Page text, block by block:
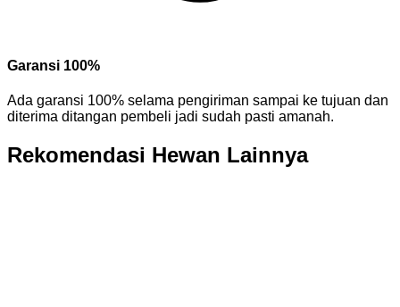
Garansi 100%
Ada garansi 100% selama pengiriman sampai ke tujuan dan
diterima ditangan pembeli jadi sudah pasti amanah.
Rekomendasi Hewan Lainnya